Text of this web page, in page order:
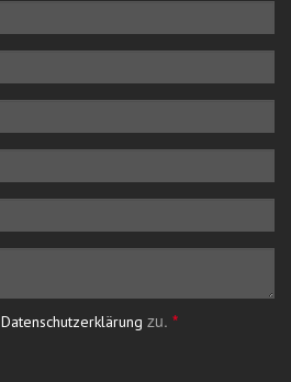
Datenschutzerklärung zu. *